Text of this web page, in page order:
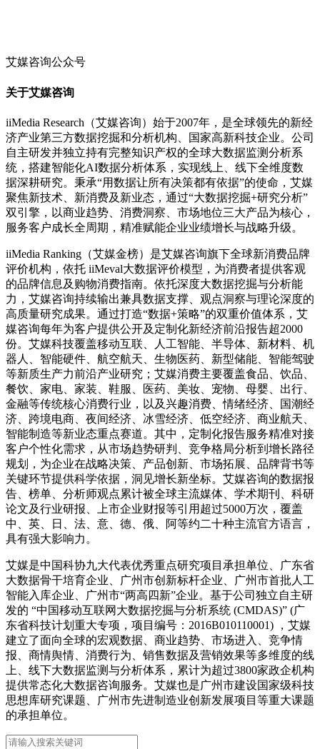
艾媒咨询公众号
关于艾媒咨询
iiMedia Research（艾媒咨询）始于2007年，是全球领先的新经
济产业第三方数据挖掘和分析机构、国家高新科技企业。公司
自主研发并独立持有完整知识产权的全球大数据监测分析系
统，搭建智能化AI数据分析体系，实现线上、线下全维度数
据深耕研究。秉承“用数据让所有决策都有依据”的使命，艾媒
聚焦新技术、新消费及新业态，通过“大数据挖掘+研究分析”
双引擎，以商业趋势、消费洞察、市场地位三大产品为核心，
服务客户成长全周期，精准赋能企业业绩增长与战略升级。
iiMedia Ranking（艾媒金榜）是艾媒咨询旗下全球新消费品牌
评价机构，依托 iiMeval大数据评价模型，为消费者提供客观
的品牌信息及购物消费指南。依托深度大数据挖掘与分析能
力，艾媒咨询持续输出兼具数据支撑、观点洞察与理论深度的
高质量研究成果。通过打造“数据+策略”的双重价值体系，艾
媒咨询每年为客户提供公开及定制化新经济前沿报告超2000
份。艾媒科技覆盖移动互联、人工智能、半导体、新材料、机
器人、智能硬件、航空航天、生物医药、新型储能、智能驾驶
等新质生产力前沿产业研究；艾媒消费主要覆盖食品、饮品、
餐饮、家电、家装、鞋服、医药、美妆、宠物、母婴、出行、
金融等传统核心消费行业，以及兴趣消费、情绪经济、国潮经
济、跨境电商、夜间经济、冰雪经济、低空经济、商业航天、
智能制造等新业态重点赛道。其中，定制化报告服务精准对接
客户个性化需求，从市场趋势研判、竞争格局分析到增长路径
规划，为企业在战略决策、产品创新、市场拓展、品牌背书等
关键环节提供科学依据，洞见增长新坐标。艾媒咨询的数据报
告、榜单、分析师观点累计被全球主流媒体、学术期刊、科研
论文及行业研报、上市企业财报等引用超过5000万次，覆盖
中、英、日、法、意、德、俄、阿等约二十种主流官方语言，
具有强大影响力。
艾媒是中国科协九大代表优秀重点研究项目承担单位、广东省
大数据骨干培育企业、广州市创新标杆企业、广州市首批人工
智能入库企业、广州市“两高四新”企业。基于公司独立自主研
发的 “中国移动互联网大数据挖掘与分析系统 (CMDAS)” (广
东省科技计划重大专项，项目编号：2016B010110001) ，艾媒
建立了面向全球的宏观数据、商业趋势、市场进入、竞争情
报、商情舆情、消费行为、销售数据及营销效果等多维度的线
上、线下大数据监测与分析体系，累计为超过3800家政企机构
提供常态化大数据咨询服务。艾媒也是广州市建设国家级科技
思想库研究课题、广州市先进制造业创新发展项目等重大课题
的承担单位。